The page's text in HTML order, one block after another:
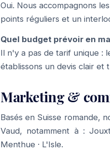
Oui. Nous accompagnons
points réguliers et un
Quel budget prévoir en
Il n'y a pas de tarif unique :
établissons un devis clair et
Marketing &
Basés en Suisse romande,
Vaud, notamment à :
Menthue · L'Isle.